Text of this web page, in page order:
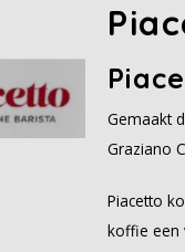
Gemaakt
Graziano
Piacetto
koffie een